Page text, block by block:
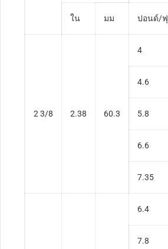
ใน มม ปอนด์/
2 3/8 2.38 60.3
4
4.6
5.8
6.6
7.35
6.4
7.8